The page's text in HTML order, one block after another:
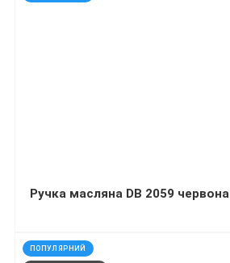
Ручка масляна DB 2059 червона
ПОПУЛЯРНИЙ
код: 1459